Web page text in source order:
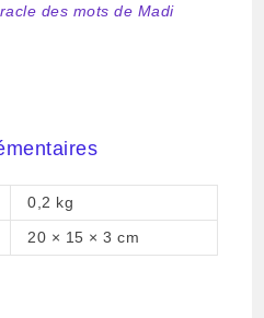
des mots de Madi
0,2 kg
20 × 15 × 3 cm